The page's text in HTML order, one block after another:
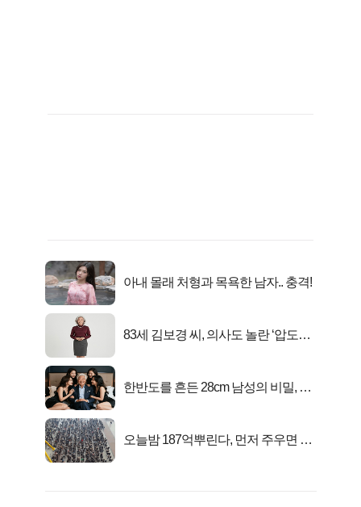
아내 몰래 처형과 목욕한 남자.. 충격!
83세 김보경 씨, 의사도 놀란 ‘압도적
한반도를 흔든 28cm 남성의 비밀, 매
오늘밤 187억뿌린다, 먼저 주우면 최